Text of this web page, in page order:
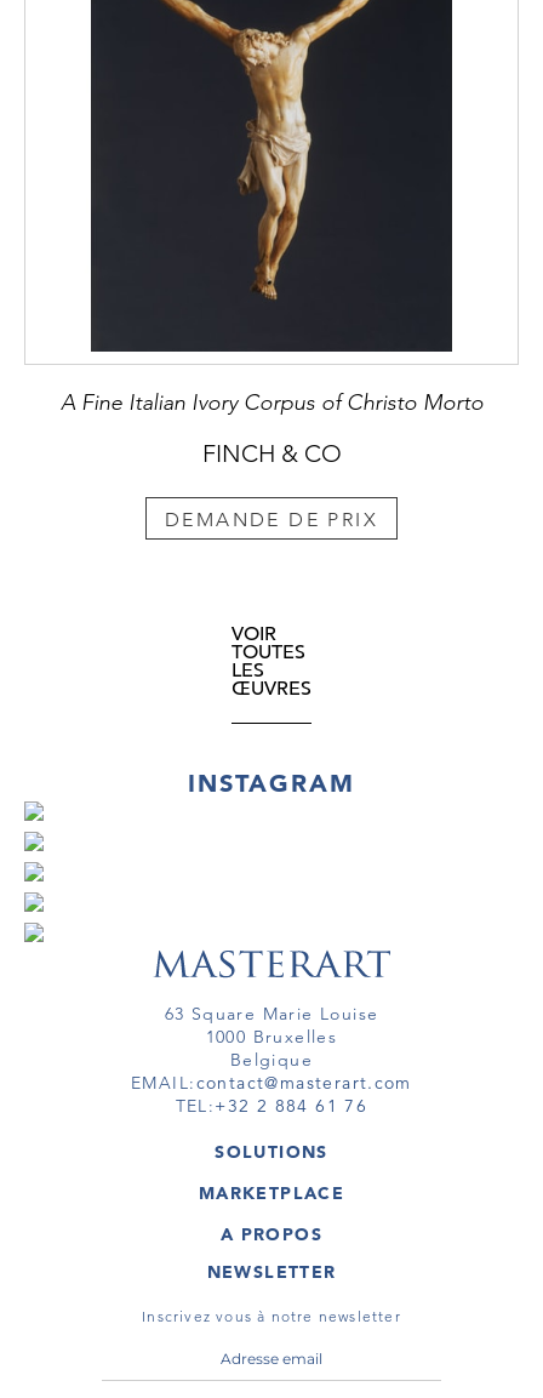
A Fine Italian Ivory Corpus of Christo Morto
FINCH & CO
DEMANDE DE PRIX
VOIR
TOUTES
LES
ŒUVRES
INSTAGRAM
63 Square Marie Louise
1000 Bruxelles
Belgique
EMAIL:contact@masterart.com
TEL:+32 2 884 61 76
SOLUTIONS
GALERIE
ARTISTE
TOUR VIRTUEL
MARKETPLACE
OEUVRES D'ART
TOURS VIRTUELS
A PROPOS
MASTERART
CONDITIONS GÉNÉRALES
NEWSLETTER
Inscrivez vous à notre newsletter